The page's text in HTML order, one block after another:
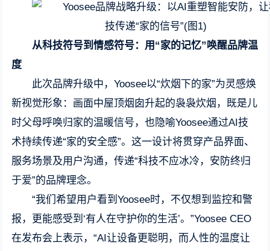
从科技符号到情感符号：用“家的记忆”唤醒品牌温
度
此次品牌升级中，Yoosee以“炊烟下的家”为灵感焕
新视觉形象：画面中屋顶烟囱升起的袅袅炊烟，既是儿
时父母呼唤归家的温暖信号，也隐喻Yoosee通过AI技
术持续传递“家的安全感”。这一设计将贯穿产品界面、
服务场景及用户沟通，传递“科技不应冰冷，安防终归
于爱”的品牌理念。
“我们希望用户看到Yoosee时，不仅想到监控和警
报，更能感受到‘有人在守护你的生活’。”Yoosee CEO
在发布会上表示，“AI让设备更聪明，而人性的温度让